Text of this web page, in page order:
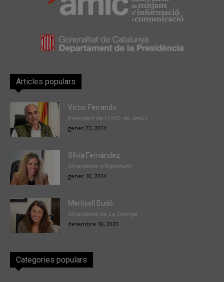
Articles populars
Victor Ferrando
President de l'EMD de Jesús
gener 22, 2024
Sílvia Fernández
Alcaldessa d'Agramunt
gener 10, 2024
Meritxell Budó
Alcaldessa de La Garriga
desembre 18, 2023
Categories populars